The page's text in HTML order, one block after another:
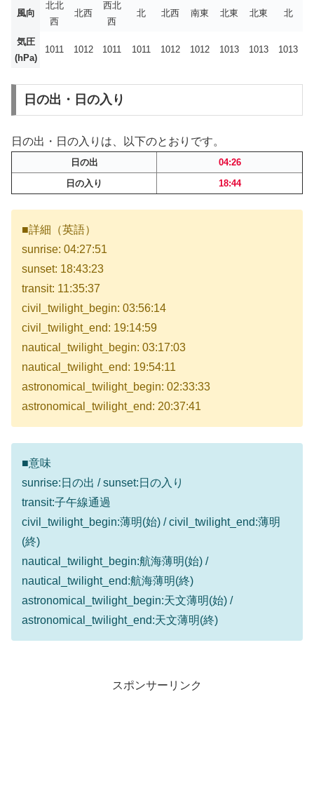
風向
北北
西
北西
西北
西
北 北西 南東 北東 北東 北
気圧
(hPa)
1011 1012 1011 1011 1012 1012 1013 1013 1013
日の出・日の入り
日の出・日の入りは、以下のとおりです。
日の出
04:26
日の入り
18:44
■詳細（英語）
sunrise: 04:27:51
sunset: 18:43:23
transit: 11:35:37
civil_twilight_begin: 03:56:14
civil_twilight_end: 19:14:59
nautical_twilight_begin: 03:17:03
nautical_twilight_end: 19:54:11
astronomical_twilight_begin: 02:33:33
astronomical_twilight_end: 20:37:41
■意味
sunrise:日の出 / sunset:日の入り
transit:子午線通過
civil_twilight_begin:薄明(始) / civil_twilight_end:薄明
(終)
nautical_twilight_begin:航海薄明(始) /
nautical_twilight_end:航海薄明(終)
astronomical_twilight_begin:天文薄明(始) /
astronomical_twilight_end:天文薄明(終)
スポンサーリンク